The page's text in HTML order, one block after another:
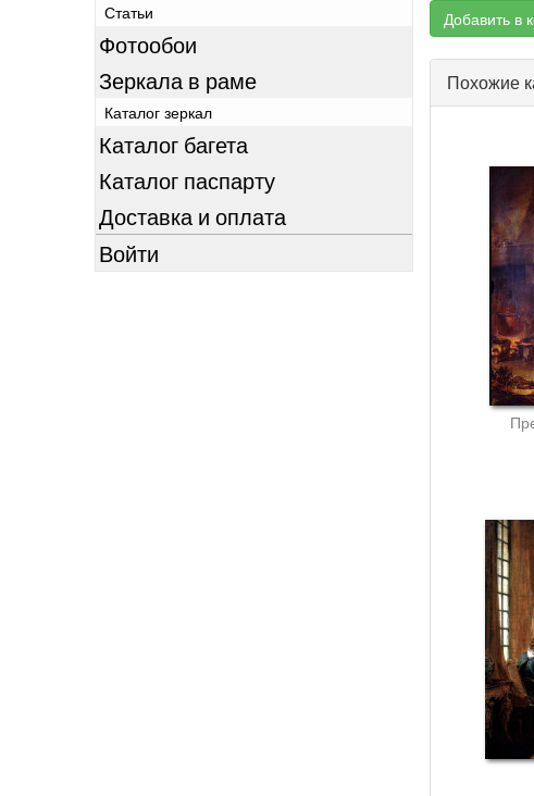
Статьи
Фотообои
Зеркала в раме
Каталог зеркал
Каталог багета
Каталог паспарту
Доставка и оплата
Войти
Добавить в
Похожие